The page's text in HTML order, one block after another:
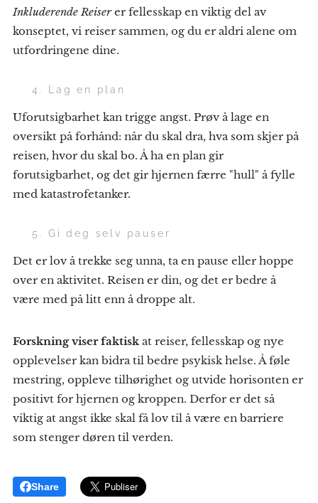
Inkluderende Reiserer fellesskap en viktig del av
konseptet, vi reiser sammen, og du er aldri alene om
utfordringene dine.
📝 4. Lag en plan
Uforutsigbarhet kan trigge angst. Prøv å lage en
oversikt på forhånd: når du skal dra, hva som skjer på
reisen, hvor du skal bo. Å ha en plan gir
forutsigbarhet, og det gir hjernen færre "hull" å fylle
med katastrofetanker.
🌱 5. Gi deg selv pauser
Det er lov å trekke seg unna, ta en pause eller hoppe
over en aktivitet. Reisen er din, og det er bedre å
være med på litt enn å droppe alt.
Forskning viser faktisk at reiser, fellesskap og nye
opplevelser kan bidra til bedre psykisk helse. Å føle
mestring, oppleve tilhørighet og utvide horisonten er
positivt for hjernen og kroppen. Derfor er det så
viktig at angst ikke skal få lov til å være en barriere
som stenger døren til verden.
Share